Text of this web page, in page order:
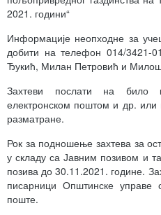
2021. години“
Информације неопходне за
добити на телефон 014/3421-
Ђукић, Милан Петровић и
Захтеви послати на било
електронском поштом и др.
разматране.
Рок за подношење захтева за
у складу са Јавним позивом и
позива до 30.11.2021. године.
писарници Општинске
поште.